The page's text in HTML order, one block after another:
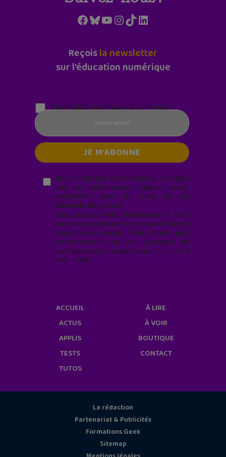
Facebook
Bluesky
YouTube
Instagram
TikTokLinkedIn
Reçoisla newsletter
sur l'éducation numérique
Parentalité numérique (le lundi matin)
En soumettant ce formulaire, j’accepte
que les informations saisies soient
exploitées* dans le cadre de ma
demande de contact.
Vous pouvez vous désabonner à tout
moment en cliquant sur le lien en bas de
page de nos emails. Pour obtenir plus
d'informations sur nos pratiques de
confidentialité, rendez-vous sur notre
site web
ACCUEIL
ACTUS
APPLIS
TESTS
TUTOS
À LIRE
À VOIR
BOUTIQUE
CONTACT
La rédaction
Partenariat & Publicités
Formations Geek
Sitemap